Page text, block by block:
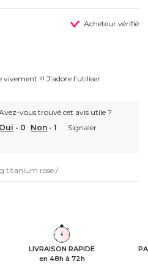
Acheteur vérifié
!!! J’adore l’utiliser
vous trouvé cet avis utile ?
Oui - 0 Non -1 Signaler
titanium rose /
LIVRAISON RAPIDE
en 48h à 72h